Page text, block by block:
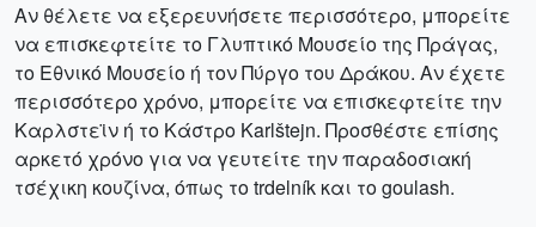
Αν θέλετε να εξερευνήσετε περισσότερο, μπορείτε
να επισκεφτείτε το Γλυπτικό Μουσείο της Πράγας,
το Εθνικό Μουσείο ή τον Πύργο του Δράκου. Αν έχετε
περισσότερο χρόνο, μπορείτε να επισκεφτείτε την
Καρλστεϊν ή το Κάστρο Karlštejn. Προσθέστε επίσης
αρκετό χρόνο για να γευτείτε την παραδοσιακή
τσέχικη κουζίνα, όπως το trdelník και το goulash.